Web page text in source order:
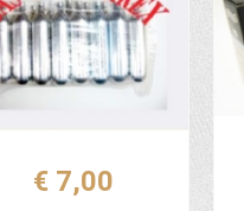
€ 7,00